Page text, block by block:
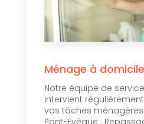
Ménage à domicile
Notre équipe de
intervient
vos tâches